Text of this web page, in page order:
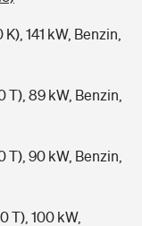
141 kW, Benzin,
T), 89 kW, Benzin,
T), 90 kW, Benzin,
T), 100 kW,